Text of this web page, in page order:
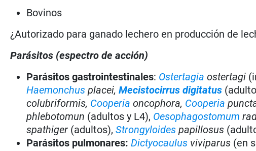
Bovinos
¿Autorizado para ganado lechero en producción de
Parásitos (espectro de acción)
Parásitos gastrointestinales: Ostertagia ostertagi
Haemonchus placei,Mecistocirrus digitatus
colubriformis, Cooperia oncophora, Cooperia
phlebotomun (adultos y L4), Oesophagostomum
spathiger (adultos),Strongyloides papillosus
Parásitos pulmonares: Dictyocaulus viviparus (en